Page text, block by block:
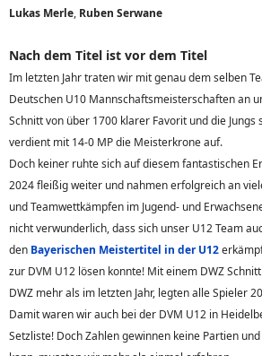
Lukas Merle, Ruben Serwane
Nach dem Titel ist vor dem Titel
Im letzten Jahr traten wir mit genau dem selben
Deutschen U10 Mannschaftsmeisterschaften an
Schnitt von über 1700 klarer Favorit und die Jungs
verdient mit 14-0 MP die Meisterkrone auf.
Doch keiner ruhte sich auf diesem fantastischen
2024 fleißig weiter und nahmen erfolgreich an
und Teamwettkämpfen im Jugend- und
nicht verwunderlich, dass sich unser U12 Team
den Bayerischen Meistertitel in der U12
zur DVM U12 lösen konnte! Mit einem DWZ
DWZ mehr als im letzten Jahr, legten alle Spieler
Damit waren wir auch bei der DVM U12 in
Setzliste! Doch Zahlen gewinnen keine Partien